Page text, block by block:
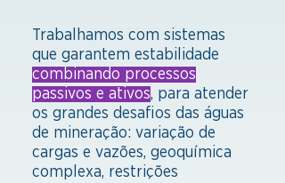
Trabalhamos com sistemas
que garantem estabilidade
combinando processos
passivos e ativos, para atender
os grandes desafios das águas
de mineração: variação de
cargas e vazões, geoquímica
complexa, restrições